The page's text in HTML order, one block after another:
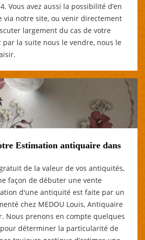
Vous avez aussi la possibilité d’en
via notre site, ou venir directement
largement du cas de votre
par la suite nous le vendre, nous le
Estimation antiquaire dans
de la valeur de vos antiquités,
façon de débuter une vente
d'une antiquité est faite par un
chez MEDOU Louis, Antiquaire
Nous prenons en compte quelques
déterminer la particularité de